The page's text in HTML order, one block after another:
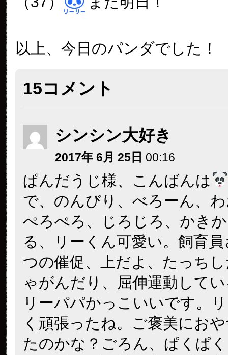
以上、今日のパンダでした！
15コメント
シンシン大好き
2017年 6月 25日 00:16
ぱんだうじ様、こんばんは
で、のんびり、べろーん、
ぺろぺろ、じろじろ、かき
る、リーくん可愛い。飼育
つの催促、上だよ、たっち
ゃがんだり、屈伸運動して
リーパパかっこいいです。
く頑張ったね。ご褒美にお
たのかな？ごろん、ぱくぱ